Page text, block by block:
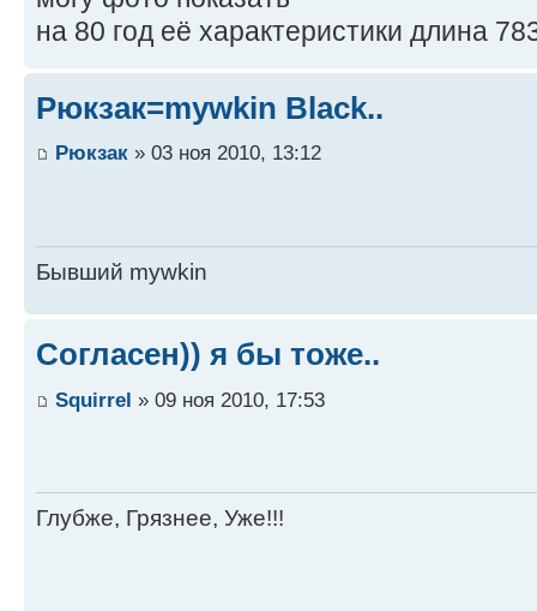
на 80 год её характеристики длина
Рюкзак=mywkin Black..
Рюкзак » 03 ноя 2010, 13:12
Бывший mywkin
Согласен)) я бы тоже..
Squirrel » 09 ноя 2010, 17:53
Глубже, Грязнее, Уже!!!